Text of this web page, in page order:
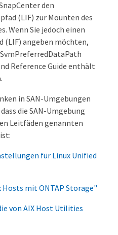
den
(LIF) zur Mounten des
Wenn Sie jedoch einen
angeben möchten,
Reference Guide enthält
in SAN-Umgebungen
die SAN-Umgebung
Leitfäden genannten
für Linux Unified
Hosts mit ONTAP Storage"
von AIX Host Utilities